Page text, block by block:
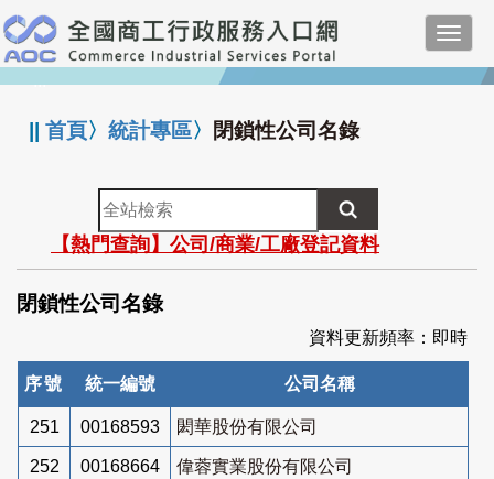
跳
到
主
要
:::
||首頁〉統計專區〉 閉鎖性公司名錄
全
站
檢
索
【熱門查詢】公司/商業/工廠登記資料
閉鎖性公司名錄
資料更新頻率：即時
序號 統一編號 公司名稱
251 00168593 閎華股份有限公司
252 00168664 偉蓉實業股份有限公司